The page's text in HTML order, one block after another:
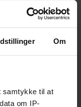
Om
samtykke til at
om IP-